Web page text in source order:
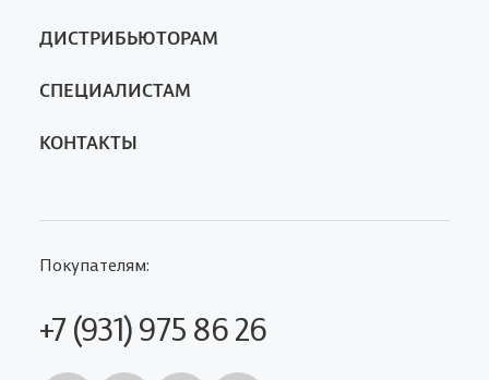
ДИСТРИБЬЮТОРАМ
СПЕЦИАЛИСТАМ
КОНТАКТЫ
Покупателям:
+7 (931) 975 86 26